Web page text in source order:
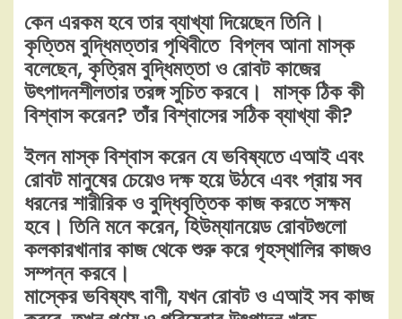
কেন এরকম হবে তার ব্যাখ্যা দিয়েছেন তিনি।
কৃত্তিম বুদ্ধিমত্তার পৃথিবীতে বিপ্লব আনা মাস্ক
বলেছেন, কৃত্রিম বুদ্ধিমত্তা ও রোবট কাজের
উৎপাদনশীলতার তরঙ্গ সুচিত করবে। মাস্ক ঠিক কী
বিশ্বাস করেন? তাঁর বিশ্বাসের সঠিক ব্যাখ্যা কী?
ইলন মাস্ক বিশ্বাস করেন যে ভবিষ্যতে এআই এবং
রোবট মানুষের চেয়েও দক্ষ হয়ে উঠবে এবং প্রায় সব
ধরনের শারীরিক ও বুদ্ধিবৃত্তিক কাজ করতে সক্ষম
হবে। তিনি মনে করেন, হিউম্যানয়েড রোবটগুলো
কলকারখানার কাজ থেকে শুরু করে গৃহস্থালির কাজও
সম্পন্ন করবে।
মাস্কের ভবিষ্যৎ বাণী, যখন রোবট ও এআই সব কাজ